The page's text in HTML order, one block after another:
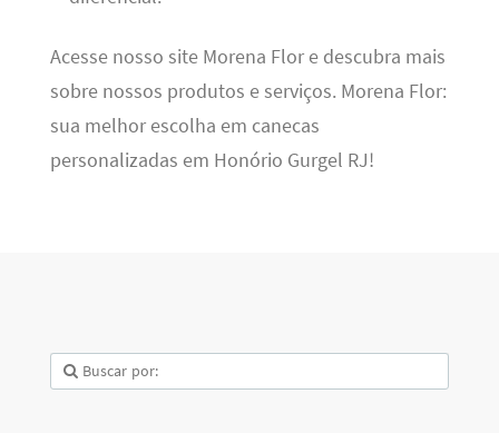
Acesse nosso site Morena Flor e descubra mais
sobre nossos produtos e serviços. Morena Flor:
sua melhor escolha em canecas
personalizadas em Honório Gurgel RJ!